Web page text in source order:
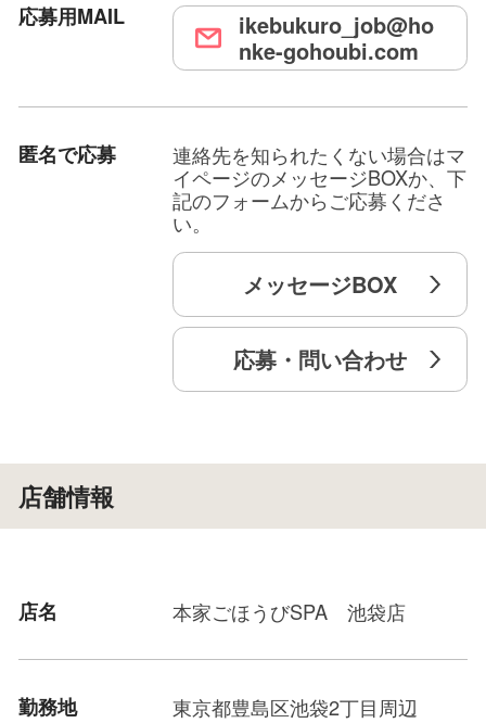
応募用MAIL
ikebukuro_job@ho
nke-gohoubi.com
匿名で応募
連絡先を知られたくない場合はマ
イページのメッセージBOXか、下
記のフォームからご応募くださ
い。
メッセージBOX
応募・問い合わせ
店舗情報
店名 本家ごほうびSPA 池袋店
勤務地 東京都豊島区池袋2丁目周辺